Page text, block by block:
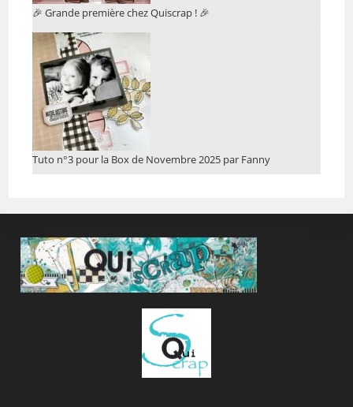
🎉 Grande première chez Quiscrap ! 🎉
Tuto n°3 pour la Box de Novembre 2025 par Fanny